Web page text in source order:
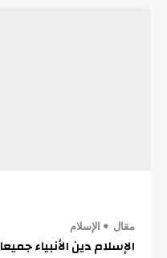
مقال الإسلام
الإسلام دين الأنبياء جميعا